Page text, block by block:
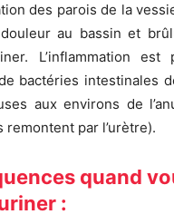
des parois de la
au bassin et
L’inflammation
bactéries intestinales
aux environs de
remontent par l’urètre).
quand
: